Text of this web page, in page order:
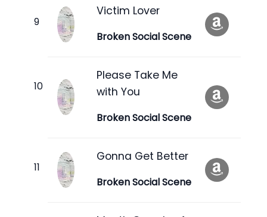
Victim Lover
Broken Social Scene
Please Take Me
with You
Broken Social Scene
Gonna Get Better
Broken Social Scene